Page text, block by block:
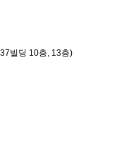
빌딩 10층, 13층)